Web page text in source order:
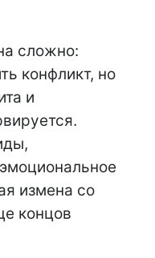
сложно:
конфликт, но
и
измена со
концов